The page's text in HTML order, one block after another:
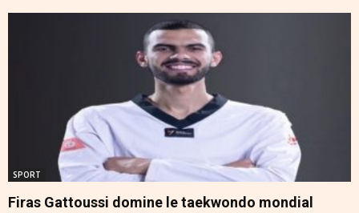
SPORT
Firas Gattoussi domine le taekwondo mondial